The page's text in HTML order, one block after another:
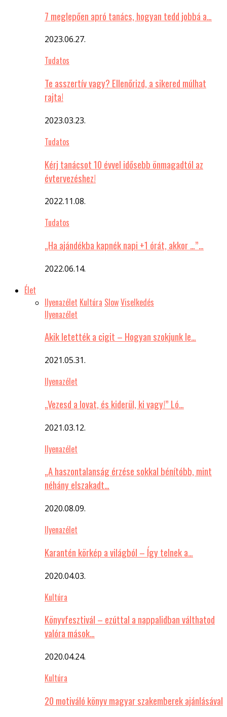
7 meglepően apró tanács, hogyan tedd jobbá a…
2023.06.27.
Tudatos
Te asszertív vagy? Ellenőrizd, a sikered múlhat
rajta!
2023.03.23.
Tudatos
Kérj tanácsot 10 évvel idősebb önmagadtól az
évtervezéshez!
2022.11.08.
Tudatos
„Ha ajándékba kapnék napi +1 órát, akkor …”…
2022.06.14.
Élet
Ilyenazélet Kultúra SlowViselkedés
Ilyenazélet
Akik letették a cigit – Hogyan szokjunk le…
2021.05.31.
Ilyenazélet
„Vezesd a lovat, és kiderül, ki vagy!” Ló…
2021.03.12.
Ilyenazélet
„A haszontalanság érzése sokkal bénítóbb, mint
néhány elszakadt…
2020.08.09.
Ilyenazélet
Karantén körkép a világból – Így telnek a…
2020.04.03.
Kultúra
Könyvfesztivál – ezúttal a nappalidban válthatod
valóra mások…
2020.04.24.
Kultúra
20 motiváló könyv magyar szakemberek ajánlásával